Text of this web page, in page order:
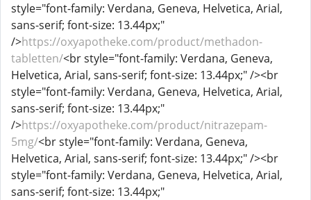
style="font-family: Verdana, Geneva, Helvetica, Arial,
sans-serif; font-size: 13.44px;"
/>https://oxyapotheke.com/product/methadon-
tabletten/<br style="font-family: Verdana, Geneva,
Helvetica, Arial, sans-serif; font-size: 13.44px;" /><br
style="font-family: Verdana, Geneva, Helvetica, Arial,
sans-serif; font-size: 13.44px;"
/>https://oxyapotheke.com/product/nitrazepam-
5mg/<br style="font-family: Verdana, Geneva,
Helvetica, Arial, sans-serif; font-size: 13.44px;" /><br
style="font-family: Verdana, Geneva, Helvetica, Arial,
sans-serif; font-size: 13.44px;"